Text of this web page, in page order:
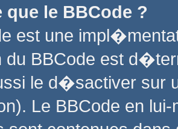
que le BBCode ?
est une
du BBCode est
le d�sactiver sur
Le BBCode en